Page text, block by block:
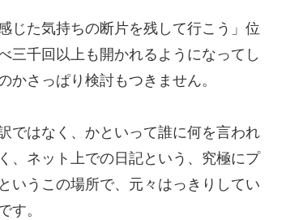
じた気持ちの断片を残して行こう」位
三千回以上も開かれるようになってし
かさっぱり検討もつきません。
ではなく、かといって誰に何を言われ
、ネット上での日記という、究極にプ
いうこの場所で、元々はっきりしてい
す。